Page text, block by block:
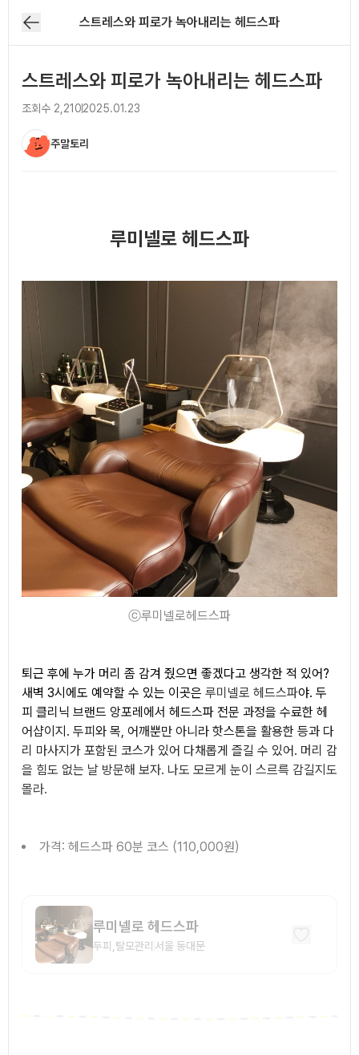
스트레스와 피로가 녹아내리는 헤드스파
스트레스와 피로가 녹아내리는 헤드스파
조회수 2,2102025.01.23
주말토리
루미넬로 헤드스파
ⓒ루미넬로헤드스파
퇴근 후에 누가 머리 좀 감겨 줬으면 좋겠다고 생각한 적 있어?
새벽 3시에도 예약할 수 있는 이곳은 루미넬로 헤드스파야. 두
피 클리닉 브랜드 앙포레에서 헤드스파 전문 과정을 수료한 헤
어샵이지. 두피와 목, 어깨뿐만 아니라 핫스톤을 활용한 등과 다
리 마사지가 포함된 코스가 있어 다채롭게 즐길 수 있어. 머리 감
을 힘도 없는 날 방문해 보자. 나도 모르게 눈이 스르륵 감길지도
몰라.
가격: 헤드스파 60분 코스 (110,000원)
루미넬로 헤드스파
두피,탈모관리 서울 동대문